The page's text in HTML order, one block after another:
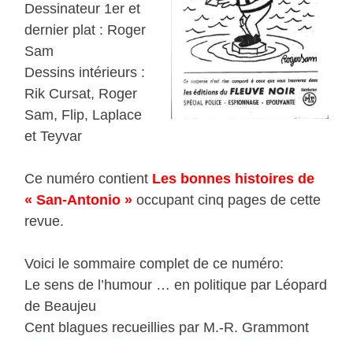
Dessinateur 1er et
dernier plat : Roger
Sam
Dessins intérieurs :
Rik Cursat, Roger
Sam, Flip, Laplace
et Teyvar
Ce numéro contient Les bonnes histoires de
« San-Antonio » occupant cinq pages de cette
revue.
Voici le sommaire complet de ce numéro:
Le sens de l’humour … en politique par Léopard
de Beaujeu
Cent blagues recueillies par M.-R. Grammont